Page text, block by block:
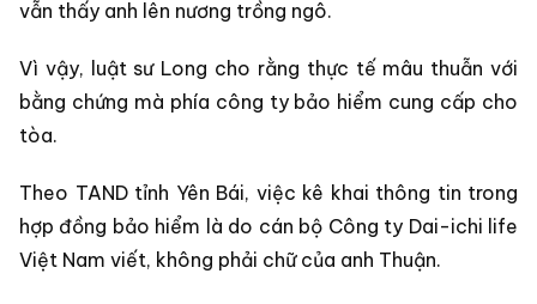
vẫn thấy anh lên nương trồng ngô.
Vì vậy, luật sư Long cho rằng thực tế mâu thuẫn với
bằng chứng mà phía công ty bảo hiểm cung cấp cho
tòa.
Theo TAND tỉnh Yên Bái, việc kê khai thông tin trong
hợp đồng bảo hiểm là do cán bộ Công ty Dai-ichi life
Việt Nam viết, không phải chữ của anh Thuận.